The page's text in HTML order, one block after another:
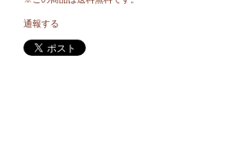
通報する